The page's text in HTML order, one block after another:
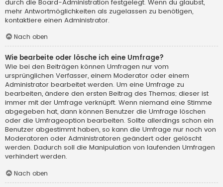
durch die Board-Administration festgelegt. Wenn du glaubst,
mehr Antwortmöglichkeiten als zugelassen zu benötigen,
kontaktiere einen Administrator.
Nach oben
Wie bearbeite oder lösche ich eine Umfrage?
Wie bei den Beiträgen können Umfragen nur vom
ursprünglichen Verfasser, einem Moderator oder einem
Administrator bearbeitet werden. Um eine Umfrage zu
bearbeiten, ändere den ersten Beitrag des Themas; dieser ist
immer mit der Umfrage verknüpft. Wenn niemand eine Stimme
abgegeben hat, dann können Benutzer die Umfrage löschen
oder die Umfrageoption bearbeiten. Sollte allerdings schon ein
Benutzer abgestimmt haben, so kann die Umfrage nur noch von
Moderatoren oder Administratoren geändert oder gelöscht
werden. Dadurch soll die Manipulation von laufenden Umfragen
verhindert werden.
Nach oben